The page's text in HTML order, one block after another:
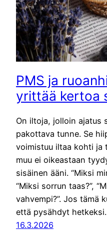
PMS ja
yrittää kertoa
On iltoja, jolloin ajatus
pakottava tunne. Se
voimistuu iltaa kohti ja
muu ei oikeastaan
sisäinen ääni. “Miksi
“Miksi sorrun taas?”,
vahvempi?”. Jos tämä
että pysähdyt
16.3.2026